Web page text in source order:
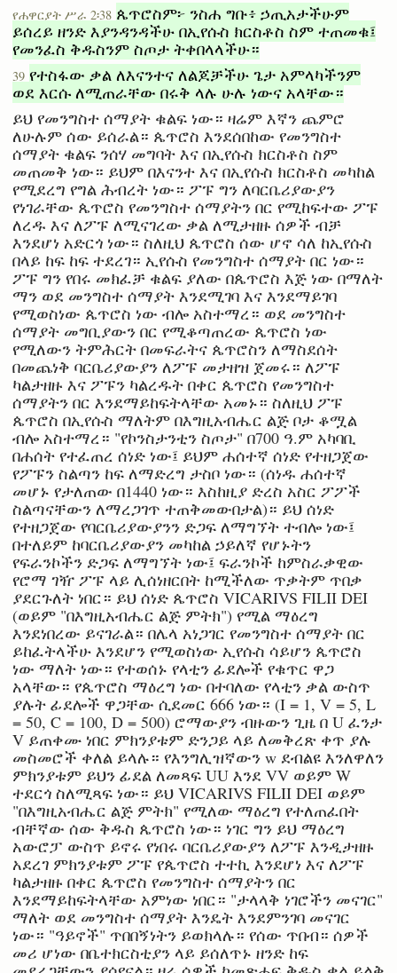
የሐዋርያት ሥራ 2፡38 ጴጥሮስም፦ ንስሐ ግቡ፥ ኃጢአታችሁም
ይሰረይ ዘንድ እያንዳንዳችሁ በኢየሱስ ክርስቶስ ስም ተጠመቁ፤
የመንፈስ ቅዱስንም ስጦታ ትቀበላላችሁ።
39 የተስፋው ቃል ለእናንተና ለልጆቻችሁ ጌታ አምላካችንም
ወደ እርሱ ለሚጠራቸው በሩቅ ላሉ ሁሉ ነውና አላቸው።
ይህ የመንግስተ ሰማያት ቁልፍ ነው። ዛሬም እኛን ጨምሮ
ለሁሉም ሰው ይሰራል። ጴጥሮስ እንደሰበከው የመንግስተ
ሰማያት ቁልፍ ንሰሃ መግባት እና በኢየሱስ ክርስቶስ ስም
መጠመቅ ነው። ይህም በእናንተ እና በኢየሱስ ክርስቶስ መካከል
የሚደረግ የግል ሕብረት ነው። ፖፑ ግን ለባርቤሪያውያን
የነገራቸው ጴጥሮስ የመንግስተ ሰማያትን በር የሚከፍተው ፖፑ
ለረዱ እና ለፖፑ ለሚናገረው ቃል ለሚታዘዙ ሰዎች ብቻ
እንደሆነ አድርጎ ነው። ስለዚህ ጴጥሮስ ሰው ሆኖ ሳለ ከኢየሱስ
በላይ ከፍ ከፍ ተደረገ። ኢየሱስ የመንግስተ ሰማያት በር ነው።
ፖፑ ግን የበሩ መክፈቻ ቁልፍ ያለው በጴጥሮስ እጅ ነው በማለት
ማን ወደ መንግስተ ሰማያት እንደሚገባ እና እንደማይገባ
የሚወስነው ጴጥሮስ ነው ብሎ አስተማረ። ወደ መንግስተ
ሰማያት መግቢያውን በር የሚቆጣጠረው ጴጥሮስ ነው
የሚለውን ትምሕርት በመፍራትና ጴጥሮስን ለማስደሰት
በመጨነቅ ባርቤሪያውያን ለፖፑ መታዘዝ ጀመሩ። ለፖፑ
ካልታዘዙ እና ፖፑን ካልረዱት በቀር ጴጥሮስ የመንግስተ
ሰማያትን በር እንደማይከፍትላቸው አመኑ። ስለዚህ ፖፑ
ጴጥሮስ በኢየሱስ ማለትም በእግዚአብሔር ልጅ ቦታ ቆሟል
ብሎ አስተማረ። "የኮንስታንቲን ስጦታ" በ700 ዓ.ም አካባቢ
በሐሰት የተፈጠረ ሰነድ ነው፤ ይህም ሐሰተኛ ሰነድ የተዘጋጀው
የፖፑን ስልጣን ከፍ ለማድረግ ታስቦ ነው። (ሰነዱ ሐሰተኛ
መሆኑ የታለጠው በ1440 ነው። እስከዚያ ድረስ አስር ፖፖች
ስልጣናቸውን ለማረጋገጥ ተጠቅመውበታል)። ይህ ሰነድ
የተዘጋጀው የባርቤሪያውያንን ድጋፍ ለማግኘት ተብሎ ነው፤
በተለይም ከባርቤሪያውያን መካከል ኃይለኛ የሆኑትን
የፍራንኮችን ድጋፍ ለማግኘት ነው፤ ፍራንኮች ከምስራቃዊው
የሮማ ገዥ ፖፑ ላይ ሊሰነዘርበት ከሚችለው ጥቃትም ጥበቃ
ያደርጉለት ነበር። ይህ ሰነድ ጴጥሮስ VICARIVS FILII DEI
(ወይም "በእግዚአብሔር ልጅ ምትክ") የሚል ማዕረግ
እንደነበረው ይናገራል። በሌላ አነጋገር የመንግስተ ሰማያት በር
ይከፈትላችሁ እንደሆን የሚወስነው ኢየሱስ ሳይሆን ጴጥሮስ
ነው ማለት ነው። የተወሰኑ የላቲን ፊደሎች የቁጥር ዋጋ
አላቸው። የጴጥሮስ ማዕረግ ነው በተባለው የላቲን ቃል ውስጥ
ያሉት ፊደሎች ዋጋቸው ሲደመር 666 ነው። (I = 1, V = 5, L
= 50, C = 100, D = 500) ሮማውያን ብዙውን ጊዜ በ U ፈንታ
V ይጠቀሙ ነበር ምክንያቱም ድንጋይ ላይ ለመቅረጽ ቀጥ ያሉ
መስመሮች ቀለል ይላሉ። የእንግሊዝኛውን w ደብልዩ እንለዋለን
ምክንያቱም ይህን ፊደል ለመጻፍ UU እንደ VV ወይም W
ተደርጎ ስለሚጻፍ ነው። ይህ VICARIVS FILII DEI ወይም
"በእግዚአብሔር ልጅ ምትክ" የሚለው ማዕረግ የተለጠፈበት
ብቸኛው ሰው ቅዱስ ጴጥሮስ ነው። ነገር ግን ይህ ማዕረግ
አውሮፓ ውስጥ ይኖሩ የነበሩ ባርቤሪያውያን ለፖፑ እንዲታዘዙ
አደረገ ምክንያቱም ፖፑ የጴጥሮስ ተተኪ እንደሆነ እና ለፖፑ
ካልታዘዙ በቀር ጴጥሮስ የመንግስተ ሰማያትን በር
እንደማይከፍትላቸው አምነው ነበር። "ታላላቅ ነገሮችን መናገር"
ማለት ወደ መንግስተ ሰማያት እንዴት እንደምንገባ መናገር
ነው። "ዓይኖች" ጥበበኝነትን ይወክላሉ። የሰው ጥበብ። ሰዎች
መሪ ሆነው በቤተክርስቲያን ላይ ይሰለጥኑ ዘንድ ከፍ